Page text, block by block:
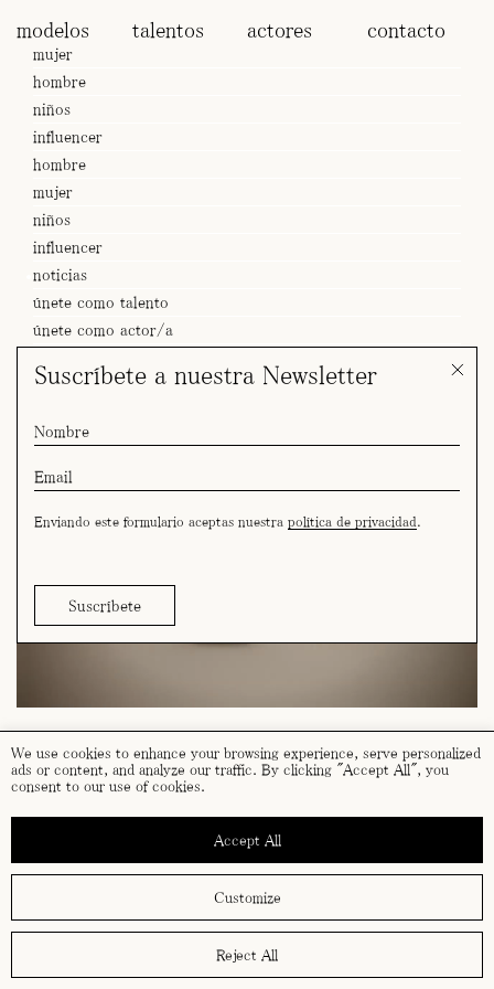
We use cookies to enhance your browsing experience, serve personalized
ads or content, and analyze our traffic. By clicking "Accept All", you
consent to our use of cookies.
Customize
Reject All
Accept All
modelos talentos actores contacto
mujer
hombre
niños
influencer
hombre
mujer
niños
influencer
noticias
únete como talento
únete como actor/a
Suscríbete a nuestra Newsletter
Enviando este formulario aceptas nuestra política de privacidad
términos y condiciones
política de cookies